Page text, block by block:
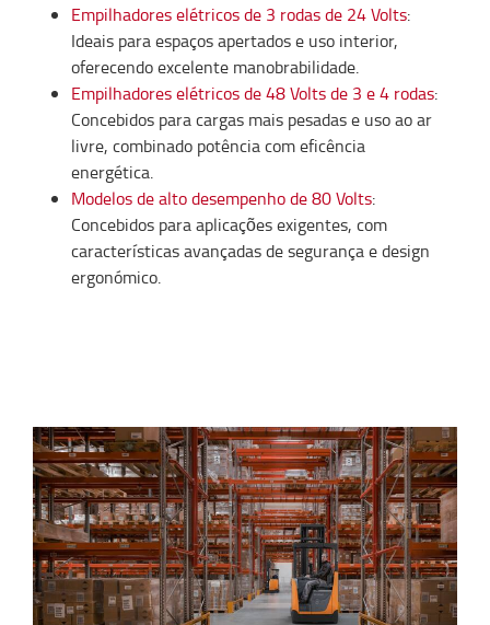
Empilhadores elétricos de 3 rodas de 24 Volts:
Ideais para espaços apertados e uso interior,
oferecendo excelente manobrabilidade.
Empilhadores elétricos de 48 Volts de 3 e 4 rodas:
Concebidos para cargas mais pesadas e uso ao ar
livre, combinado potência com eficência
energética.
Modelos de alto desempenho de 80 Volts:
Concebidos para aplicações exigentes, com
características avançadas de segurança e design
ergonómico.